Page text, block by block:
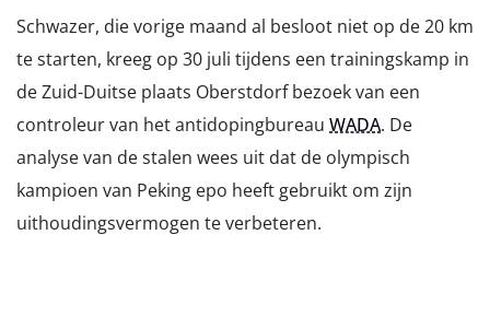
Schwazer, die vorige maand al besloot niet op de 20 km
te starten, kreeg op 30 juli tijdens een trainingskamp in
de Zuid-Duitse plaats Oberstdorf bezoek van een
controleur van het antidopingbureau WADA. De
analyse van de stalen wees uit dat de olympisch
kampioen van Peking epo heeft gebruikt om zijn
uithoudingsvermogen te verbeteren.